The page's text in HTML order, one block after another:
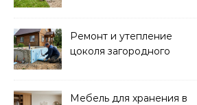
Ремонт и утепление
цоколя загородного
Мебель для хранения в